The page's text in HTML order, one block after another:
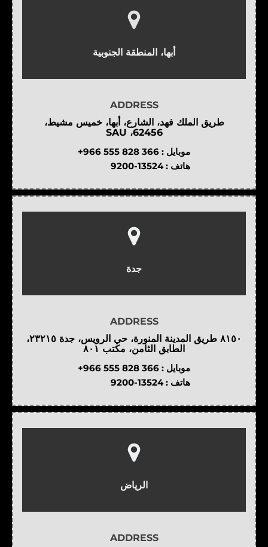
أبها، المنطقة الجنوبية
ADDRESS
طريق الملك فهد، الشارع، أبها، خميس مشيط،
62456، SAU
موبايل : +966 555 828 366
هاتف : 9200-13524
جدة
ADDRESS
٨١٥٠ طريق المدينة المنورة، حي الرويس، جدة ٢٣٢١٥،
الطابق الثامن، مكتب ٨٠١
موبايل : +966 555 828 366
هاتف : 9200-13524
الرياض
ADDRESS